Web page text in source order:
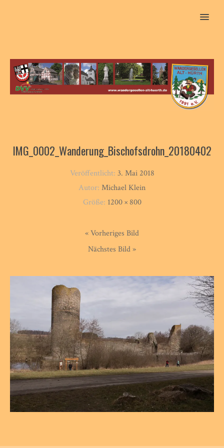
MENU
IMG_0002_Wanderung_Bischofsdrohn_20180402
Veröffentlicht: 3. Mai 2018
Autor: Michael Klein
Größe: 1200 × 800
« Vorheriges Bild
Nächstes Bild »